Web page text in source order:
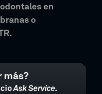
en
o
más?
Ask Service.